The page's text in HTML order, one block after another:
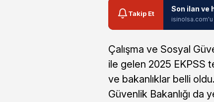
Takip Et
Son ilan ve
Çalışma ve Sosyal
ile gelen 2025 EKPSS
ve bakanlıklar belli
Güvenlik Bakanlığı da